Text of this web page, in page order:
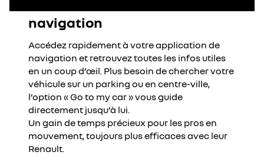
navigation
Accédez rapidement à votre application de
navigation et retrouvez toutes les infos utiles
en un coup d’œil. Plus besoin de chercher votre
véhicule sur un parking ou en centre-ville,
l’option « Go to my car » vous guide
directement jusqu’à lui.
Un gain de temps précieux pour les pros en
mouvement, toujours plus efficaces avec leur
Renault.